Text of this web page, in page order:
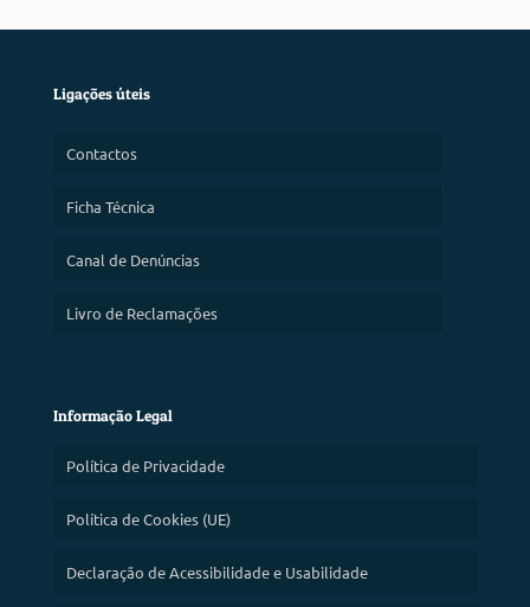
Ligações úteis
Contactos
Ficha Técnica
Canal de Denúncias
Livro de Reclamações
Informação Legal
Política de Privacidade
Política de Cookies (UE)
Declaração de Acessibilidade e Usabilidade